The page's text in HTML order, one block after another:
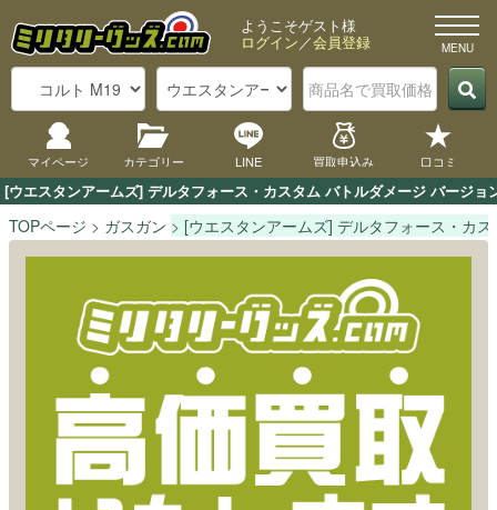
[ウエスタンアームズ] デルタフォース・カスタム バトルダメージ バージ
ようこそゲスト様
ログイン／会員登録
マイページ カテゴリー LINE 買取申込み 口コミ
TOPページ ガスガン [ウエスタンアームズ] デルタフォース・カ